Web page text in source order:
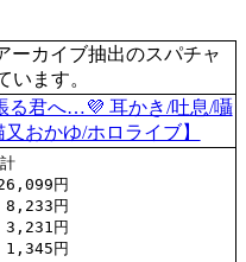
カイブ抽出のスパチャ
います。
る君へ…💜 耳かき/吐息/囁
おかゆ/ホロライブ】
円
円
円
円